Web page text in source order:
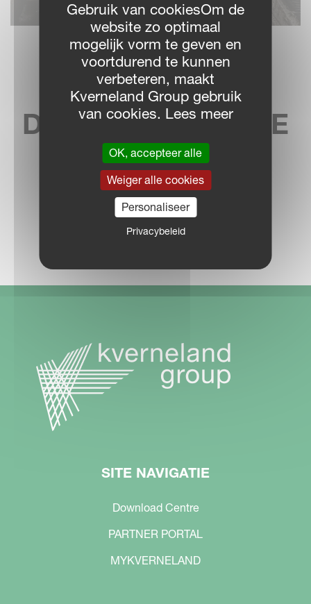
VIND UW
DICHTSTBIJZIJNDE
DEALER
DEALER LOCATOR
SITE NAVIGATIE
Download Centre
PARTNER PORTAL
MYKVERNELAND
Gebruik van cookiesOm de
website zo optimaal
mogelijk vorm te geven en
voortdurend te kunnen
verbeteren, maakt
Kverneland Group gebruik
van cookies. Lees meer
OK, accepteer alle
Weiger alle cookies
Personaliseer
Privacybeleid